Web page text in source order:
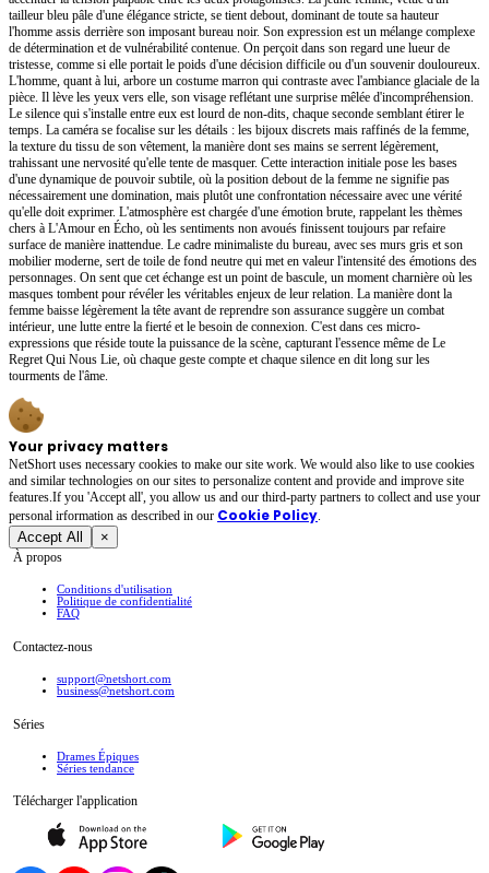
tailleur bleu pâle d'une élégance stricte, se tient debout, dominant de toute sa hauteur
l'homme assis derrière son imposant bureau noir. Son expression est un mélange complexe
de détermination et de vulnérabilité contenue. On perçoit dans son regard une lueur de
tristesse, comme si elle portait le poids d'une décision difficile ou d'un souvenir douloureux.
L'homme, quant à lui, arbore un costume marron qui contraste avec l'ambiance glaciale de la
pièce. Il lève les yeux vers elle, son visage reflétant une surprise mêlée d'incompréhension.
Le silence qui s'installe entre eux est lourd de non-dits, chaque seconde semblant étirer le
temps. La caméra se focalise sur les détails : les bijoux discrets mais raffinés de la femme,
la texture du tissu de son vêtement, la manière dont ses mains se serrent légèrement,
trahissant une nervosité qu'elle tente de masquer. Cette interaction initiale pose les bases
d'une dynamique de pouvoir subtile, où la position debout de la femme ne signifie pas
nécessairement une domination, mais plutôt une confrontation nécessaire avec une vérité
qu'elle doit exprimer. L'atmosphère est chargée d'une émotion brute, rappelant les thèmes
chers à L'Amour en Écho, où les sentiments non avoués finissent toujours par refaire
surface de manière inattendue. Le cadre minimaliste du bureau, avec ses murs gris et son
mobilier moderne, sert de toile de fond neutre qui met en valeur l'intensité des émotions des
personnages. On sent que cet échange est un point de bascule, un moment charnière où les
masques tombent pour révéler les véritables enjeux de leur relation. La manière dont la
femme baisse légèrement la tête avant de reprendre son assurance suggère un combat
intérieur, une lutte entre la fierté et le besoin de connexion. C'est dans ces micro-
expressions que réside toute la puissance de la scène, capturant l'essence même de Le
Regret Qui Nous Lie, où chaque geste compte et chaque silence en dit long sur les
tourments de l'âme.
Your privacy matters
NetShort uses necessary cookies to make our site work. We would also like to use cookies
and similar technologies on our sites to personalize content and provide and improve site
features.If you 'Accept all', you allow us and our third-party partners to collect and use your
personal irformation as described in our Cookie Policy.
Accept All ×
À propos
Conditions d'utilisation
Politique de confidentialité
FAQ
Contactez-nous
support@netshort.com
business@netshort.com
Séries
Drames Épiques
Séries tendance
Télécharger l'application